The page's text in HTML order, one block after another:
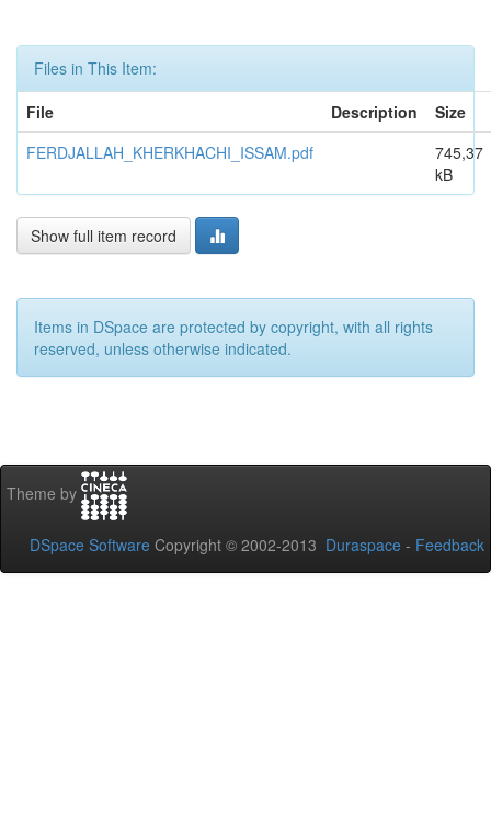
Files in This Item:
File
Description
Size
FERDJALLAH_KHERKHACHI_ISSAM.pdf
745,37
kB
Show full item record
Items in DSpace are protected by copyright, with all rights
reserved, unless otherwise indicated.
Theme by
DSpace Software Copyright © 2002-2013 Duraspace - Feedback